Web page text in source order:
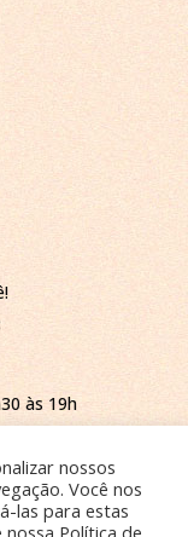
às 19h
nossos
Você nos
las para estas
nossa Política de